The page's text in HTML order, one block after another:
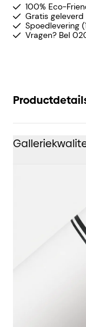
100% Eco-
Gratis
Spoedlevering
Vragen? Bel